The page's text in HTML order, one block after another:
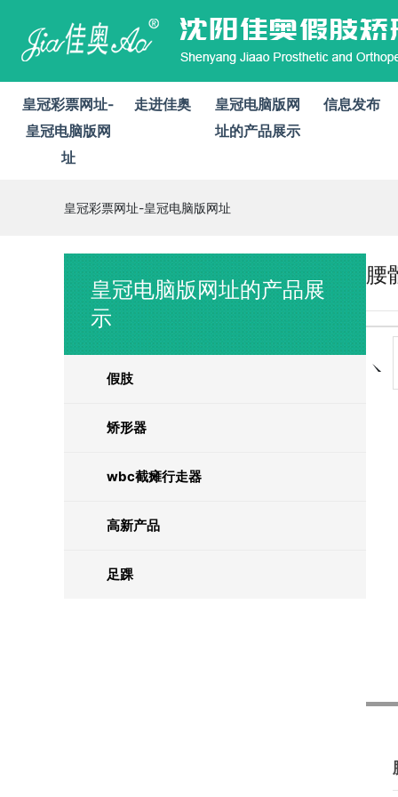
皇冠彩票网址-
皇冠电脑版网
址
走进佳奥
皇冠电脑版网
址的产品展示
信息发布
皇冠彩票网址-皇冠电脑版网址
皇冠电脑版网址的产品展
示
假肢
矫形器
wbc截瘫行走器
高新产品
足踝
腰